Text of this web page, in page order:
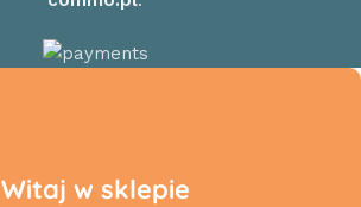
Witaj w sklepie